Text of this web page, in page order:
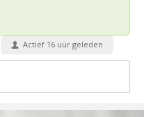
Actief 16 uur geleden